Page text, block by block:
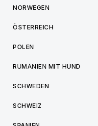
NORWEGEN
ÖSTERREICH
POLEN
RUMÄNIEN MIT HUND
SCHWEDEN
SCHWEIZ